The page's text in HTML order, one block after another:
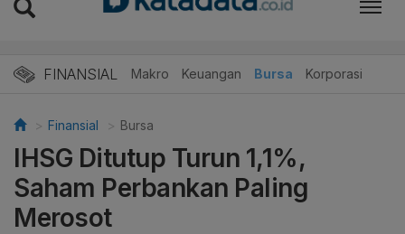
FINANSIAL Makro Keuangan Bursa Korporasi
Finansial Bursa
IHSG Ditutup Turun 1,1%,
Saham Perbankan Paling
Merosot